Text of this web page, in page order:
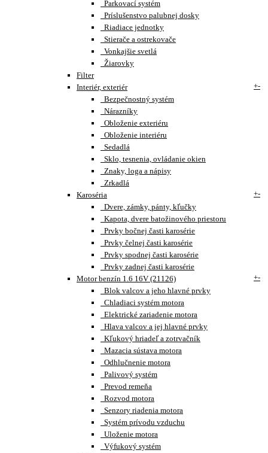
Parkovací systém
Príslušenstvo palubnej dosky
Riadiace jednotky
Stierače a ostrekovače
Vonkajšie svetlá
Žiarovky
Filter
Interiér, exteriér
+-
Bezpečnostný systém
Nárazníky
Obloženie exteriéru
Obloženie interiéru
Sedadlá
Sklo, tesnenia, ovládanie okien
Znaky, loga a nápisy
Zrkadlá
Karoséria
+-
Dvere, zámky, pánty, kľučky
Kapota, dvere batožinového priestoru
Prvky bočnej časti karosérie
Prvky čelnej časti karosérie
Prvky spodnej časti karosérie
Prvky zadnej časti karosérie
Motor benzín 1.6 16V (21126)
+-
Blok valcov a jeho hlavné prvky
Chladiaci systém motora
Elektrické zariadenie motora
Hlava valcov a jej hlavné prvky
Kľukový hriadeľ a zotrvačník
Mazacia sústava motora
Odhlučnenie motora
Palivový systém
Prevod remeňa
Rozvod motora
Senzory riadenia motora
Systém prívodu vzduchu
Uloženie motora
Výfukový systém